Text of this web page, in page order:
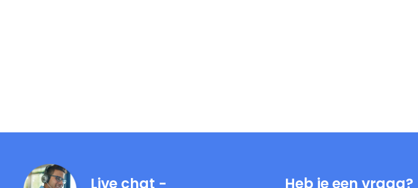
Live chat - Heb je een vraag?